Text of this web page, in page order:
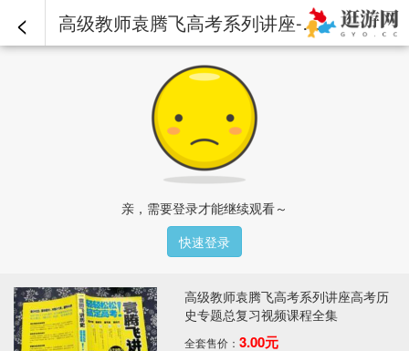
< 高级教师袁腾飞高考系列讲座-高考历史专题总复习：10.mp4 - 高级教师袁腾飞高考系列讲座高考历史专题总复习视频课程全集
亲，需要登录才能继续观看～
快速登录
高级教师袁腾飞高考系列讲座高考历
史专题总复习视频课程全集
全套售价： 3.00元